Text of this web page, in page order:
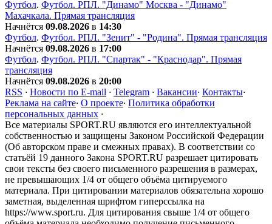
Футбол. Футбол. РПЛ. "Динамо" Москва - "Динамо"
Махачкала. Прямая трансляция
Начнётся 09.08.2026 в 14:30
Футбол. Футбол. РПЛ. "Зенит" - "Родина". Прямая трансляция
Начнётся 09.08.2026 в 17:00
Футбол. Футбол. РПЛ. "Спартак" - "Краснодар". Прямая
трансляция
Начнётся 09.08.2026 в 20:00
RSS · Новости по E-mail · Telegram · Вакансии· Контакты·
Реклама на сайте· О проекте· Политика обработки
персональных данных ·
Все материалы SPORT.RU являются его интеллектуальной
собственностью и защищены Законом Российской Федерации
(Об авторском праве и смежных правах). В соответствии со
статьёй 19 данного Закона SPORT.RU разрешает цитировать
свои тексты без своего письменного разрешения в размерах,
не превышающих 1/4 от общего объёма цитируемого
материала. При цитировании материалов обязательна хорошо
заметная, выделенная шрифтом гиперссылка на
https://www.sport.ru. Для цитирования свыше 1/4 от общего